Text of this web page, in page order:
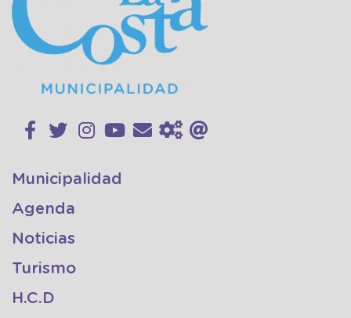
Municipalidad
Agenda
Noticias
Turismo
H.C.D